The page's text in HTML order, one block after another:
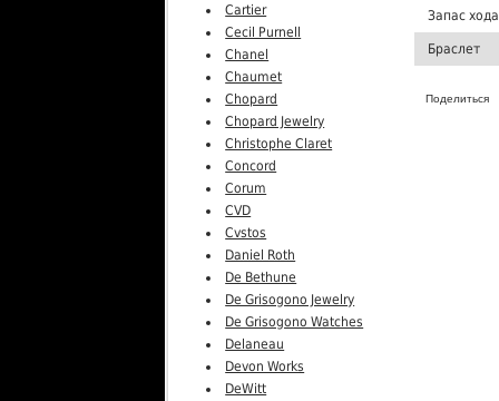
Cartier
Cecil Purnell
Chanel
Chaumet
Chopard
Chopard Jewelry
Christophe Claret
Concord
Corum
CVD
Cvstos
Daniel Roth
De Bethune
De Grisogono Jewelry
De Grisogono Watches
Delaneau
Devon Works
DeWitt
Запас хода
Браслет
Поделиться